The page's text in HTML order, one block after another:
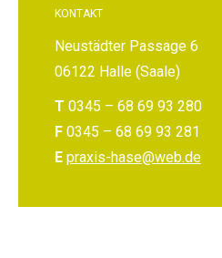
KONTAKT
Neustädter Passage 6
06122 Halle (Saale)
T 0345 – 68 69 93 280
F 0345 – 68 69 93 281
E praxis-hase@web.de